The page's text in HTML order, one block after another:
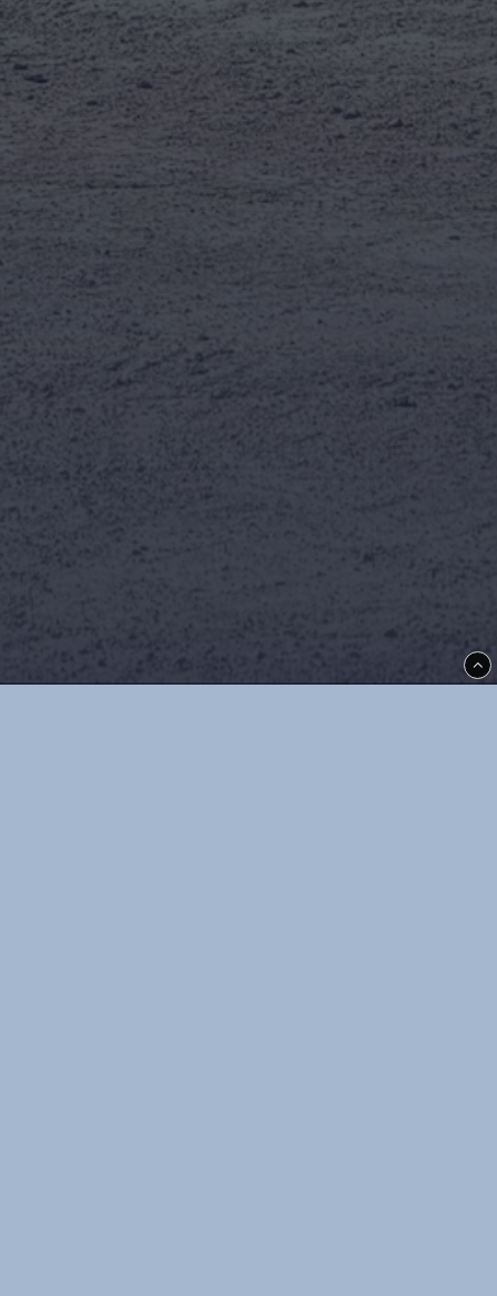
Modellen finns med S45, S50, S60, S70, S80 och B20-
fäste
och är konstruerad för hög belastning och
professionell användning.